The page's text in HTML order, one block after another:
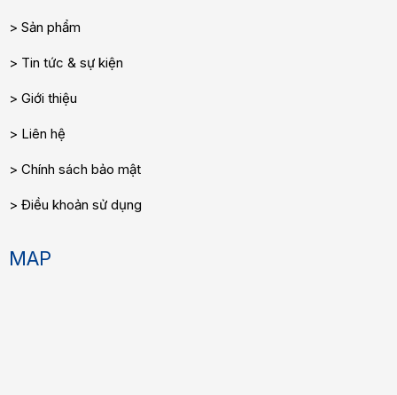
Sản phẩm
Tin tức & sự kiện
Giới thiệu
Liên hệ
Chính sách bảo mật
Điều khoản sử dụng
MAP